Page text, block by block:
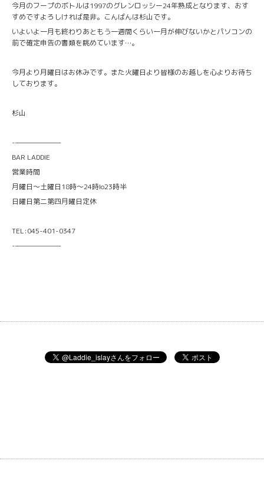
今月のフープのボトルは1997のグレンロッシー24年熟成となります、おす
すめですよろしければ是非。こんばんは杉山です。
いよいよ一月も終わりあともう一週間くらい一月が伸びないかとパソコンの
前で確定申告の書類を眺めています…。
今月より月曜日はお休みです。また火曜日より皆様のお越しを心よりお待ち
しております。
杉山
-———————
BAR LADDIE
営業時間
月曜日〜土曜日18時〜24時lo23時半
日曜日第二第四月曜日定休
TEL:045-401-0347
-———————